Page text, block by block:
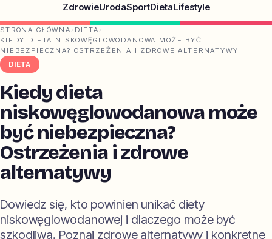
ZdrowieUrodaSportDietaLifestyle
STRONA GŁÓWNA › DIETA ›
KIEDY DIETA NISKOWĘGLOWODANOWA MOŻE BYĆ
NIEBEZPIECZNA? OSTRZEŻENIA I ZDROWE ALTERNATYWY
DIETA
Kiedy dieta
niskowęglowodanowa może
być niebezpieczna?
Ostrzeżenia i zdrowe
alternatywy
Dowiedz się, kto powinien unikać diety
niskowęglowodanowej i dlaczego może być
szkodliwa. Poznaj zdrowe alternatywy i konkretne